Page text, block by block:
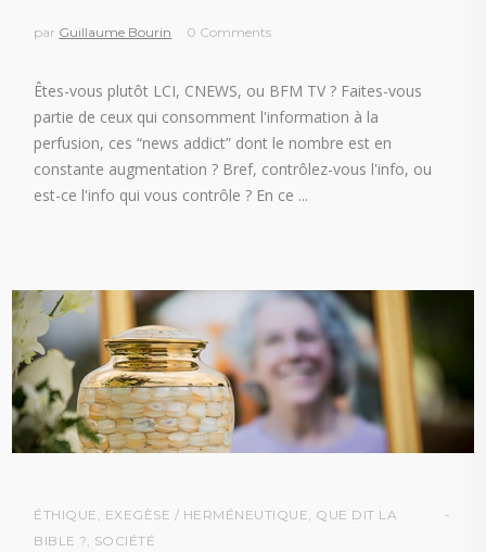
par Guillaume Bourin 0 Comments
Êtes-vous plutôt LCI, CNEWS, ou BFM TV ? Faites-vous
partie de ceux qui consomment l'information à la
perfusion, ces “news addict” dont le nombre est en
constante augmentation ? Bref, contrôlez-vous l'info, ou
est-ce l'info qui vous contrôle ? En ce
ÉTHIQUE , EXEGÈSE / HERMÉNEUTIQUE, QUE DIT LA
BIBLE ?, SOCIÉTÉ